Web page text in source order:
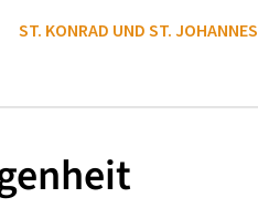
ST. KONRAD UND ST. JOHANNES